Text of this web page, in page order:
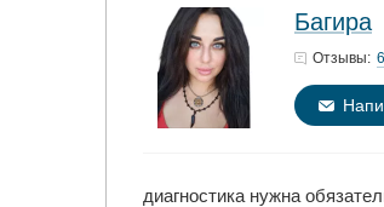
Багира
Отзывы:
диагностика нужна